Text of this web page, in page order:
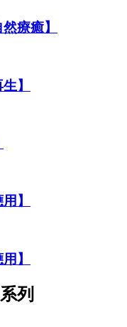
療癒】
】
】
】
列